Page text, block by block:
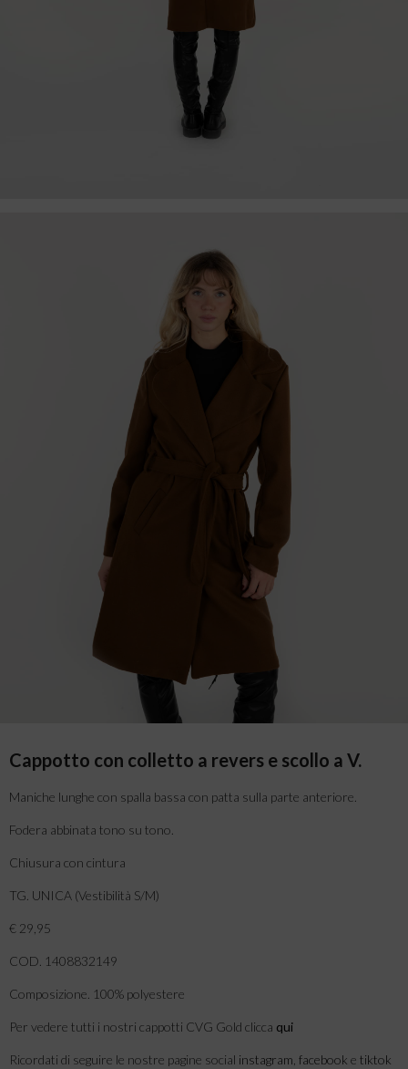
Cappotto con colletto a revers e scollo a V.
Maniche lunghe con spalla bassa con patta sulla parte anteriore.
Fodera abbinata tono su tono.
Chiusura con cintura
TG. UNICA (Vestibilità S/M)
€ 29,95
COD. 1408832149
Composizione. 100% polyestere
Per vedere tutti i nostri cappotti CVG Gold clicca qui
Ricordati di seguire le nostre pagine social instagram facebook e tiktok